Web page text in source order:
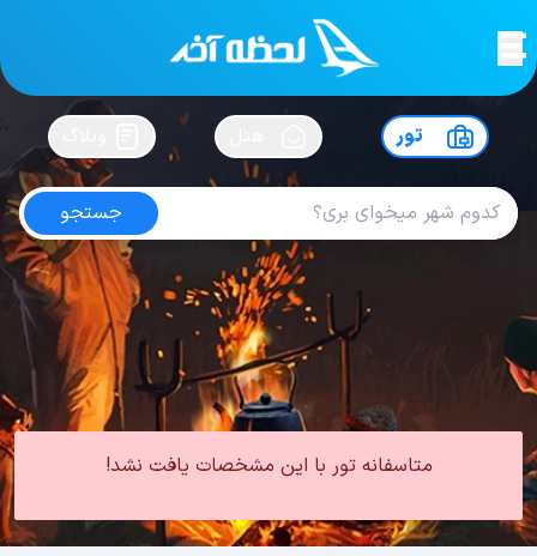
لحظه آخرسفرت رو بساز !
تور
جستجو
تور کیش هتل گلدیس
4.6 از5| از100 کاربر
تور داخلی
تور کیش
تور کیش هتل گلدیس
متاسفانه تور با این مشخصات یافت نشد!